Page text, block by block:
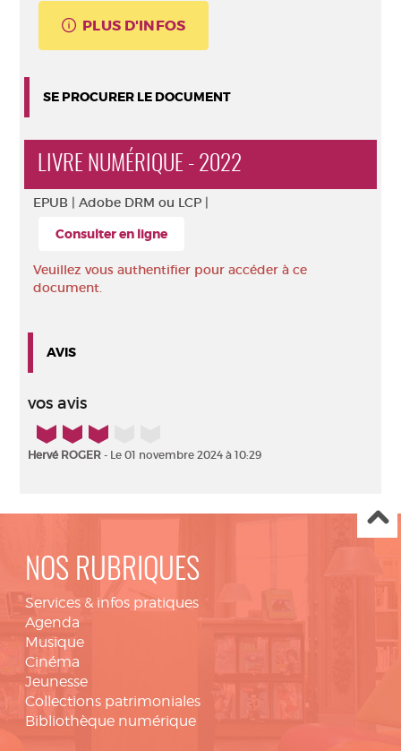
PLUS D'INFOS
SE PROCURER LE DOCUMENT
LIVRE NUMÉRIQUE - 2022
EPUB | Adobe DRM ou LCP |
Consulter en ligne
Veuillez vous authentifier pour accéder à ce
document.
AVIS
vos avis
3/5
Hervé ROGER - Le 01 novembre 2024 à 10:29
NOS RUBRIQUES
Services & infos pratiques
Agenda
Musique
Cinéma
Jeunesse
Collections patrimoniales
Bibliothèque numérique